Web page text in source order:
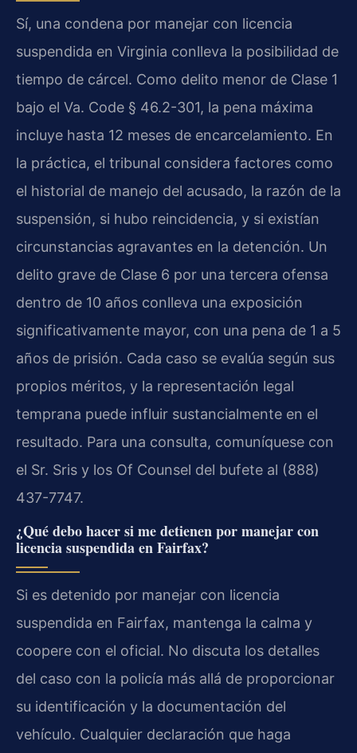
Sí, una condena por manejar con licencia
suspendida en Virginia conlleva la posibilidad de
tiempo de cárcel. Como delito menor de Clase 1
bajo el Va. Code § 46.2-301, la pena máxima
incluye hasta 12 meses de encarcelamiento. En
la práctica, el tribunal considera factores como
el historial de manejo del acusado, la razón de la
suspensión, si hubo reincidencia, y si existían
circunstancias agravantes en la detención. Un
delito grave de Clase 6 por una tercera ofensa
dentro de 10 años conlleva una exposición
significativamente mayor, con una pena de 1 a 5
años de prisión. Cada caso se evalúa según sus
propios méritos, y la representación legal
temprana puede influir sustancialmente en el
resultado. Para una consulta, comuníquese con
el Sr. Sris y los Of Counsel del bufete al (888)
437-7747.
¿Qué debo hacer si me detienen por manejar con
licencia suspendida en Fairfax?
Si es detenido por manejar con licencia
suspendida en Fairfax, mantenga la calma y
coopere con el oficial. No discuta los detalles
del caso con la policía más allá de proporcionar
su identificación y la documentación del
vehículo. Cualquier declaración que haga